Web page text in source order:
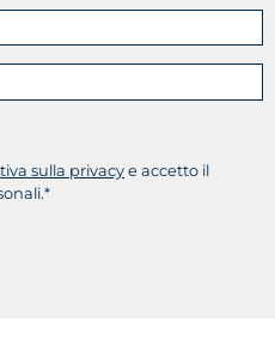
sulla privacye accetto il